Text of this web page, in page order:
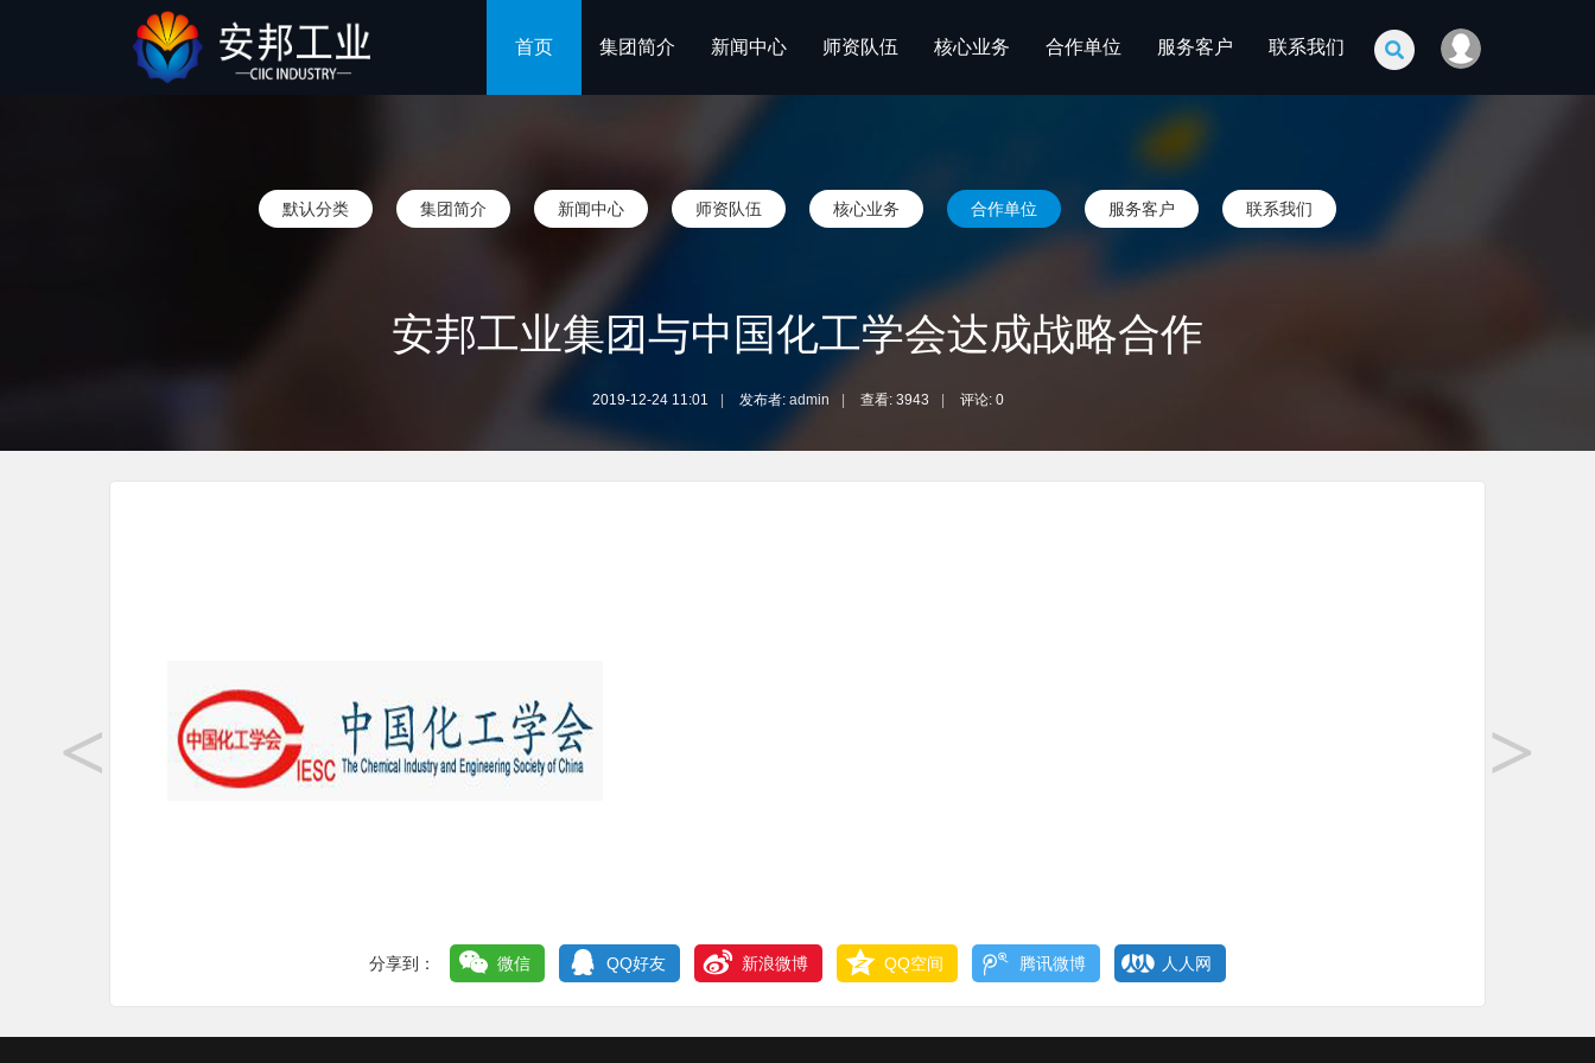
首页 集团简介 新闻中心 师资队伍 核心业务 合作单位 服务客户 联系我们
默认分类 集团简介 新闻中心 师资队伍 核心业务 合作单位 服务客户 联系我们
安邦工业集团与中国化工学会达成战略合作
2019-12-24 11:01 发布者: admin 查看: 3943 评论: 0
分享到： 微信 QQ好友 新浪微博 QQ空间 腾讯微博 人人网
< >